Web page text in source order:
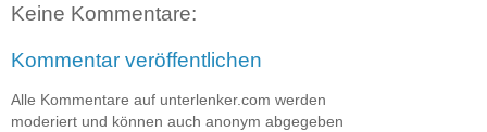
Keine Kommentare:
Kommentar veröffentlichen
Alle Kommentare auf unterlenker.com werden
moderiert und können auch anonym abgegeben